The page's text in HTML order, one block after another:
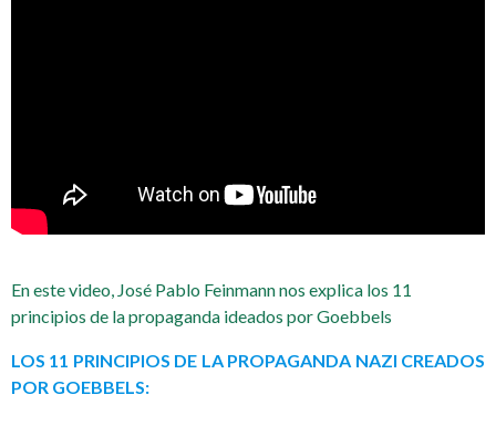
En este video, José Pablo Feinmann nos explica los 11
principios de la propaganda ideados por Goebbels
LOS 11 PRINCIPIOS DE LA PROPAGANDA NAZI CREADOS
POR GOEBBELS: